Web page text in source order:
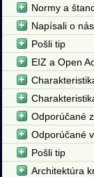
Normy a
Napísali o nás
Pošli tip
EIZ a Open
Odporúčané
Odporúčané
Pošli tip
Architektúra